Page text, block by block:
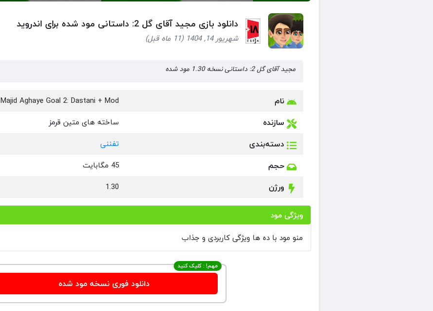
دانلود بازی مجید آقای گل 2: داستانی مود شده برای اندروید
شهریور 14, 1404 (11 ماه قبل)
مجید آقای گل 2: داستانی نسخه 1.30 مود شده
نام Majid Aghaye Goal 2: Dastani + Mod
سازنده ساخته های متین قرمز
دسته‌بندی تفننی
حجم 45 مگابایت
ورژن 1.30
ویژگی مود
منو مود با ده ها ویژگی کاربردی و جذاب
مهم! : کلیک کنید
دانلود فوری نسخه مود شده